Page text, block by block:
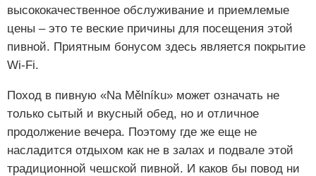
высококачественное обслуживание и приемлемые
цены – это те веские причины для посещения этой
пивной. Приятным бонусом здесь является покрытие
Wi-Fi.
Поход в пивную «Na Mělníku» может означать не
только сытый и вкусный обед, но и отличное
продолжение вечера. Поэтому где же еще не
насладится отдыхом как не в залах и подвале этой
традиционной чешской пивной. И каков бы повод ни